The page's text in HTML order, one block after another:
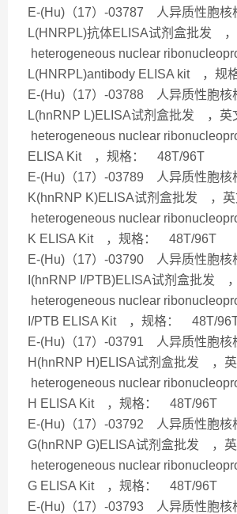
E-(Hu)（17）-03787 人异质性胞核
L(HNRPL)抗体ELISA试剂盒批发
heterogeneous nuclear
L(HNRPL)antibody ELISA kit ，规
E-(Hu)（17）-03788 人异质性胞核
L(hnRNP L)ELISA试剂盒批发 ，英
heterogeneous nuclear
ELISA Kit ，规格： 48T/96T
E-(Hu)（17）-03789 人异质性胞核
K(hnRNP K)ELISA试剂盒批发 ，英
heterogeneous nuclear
K ELISA Kit ，规格： 48T/96T
E-(Hu)（17）-03790 人异质性胞核
I(hnRNP I/PTB)ELISA试剂盒批发
heterogeneous nuclear
I/PTB ELISA Kit ，规格： 48T/
E-(Hu)（17）-03791 人异质性胞核
H(hnRNP H)ELISA试剂盒批发 ，
heterogeneous nuclear
H ELISA Kit ，规格： 48T/96T
E-(Hu)（17）-03792 人异质性胞核
G(hnRNP G)ELISA试剂盒批发 ，
heterogeneous nuclear
G ELISA Kit ，规格： 48T/96T
E-(Hu)（17）-03793 人异质性胞核